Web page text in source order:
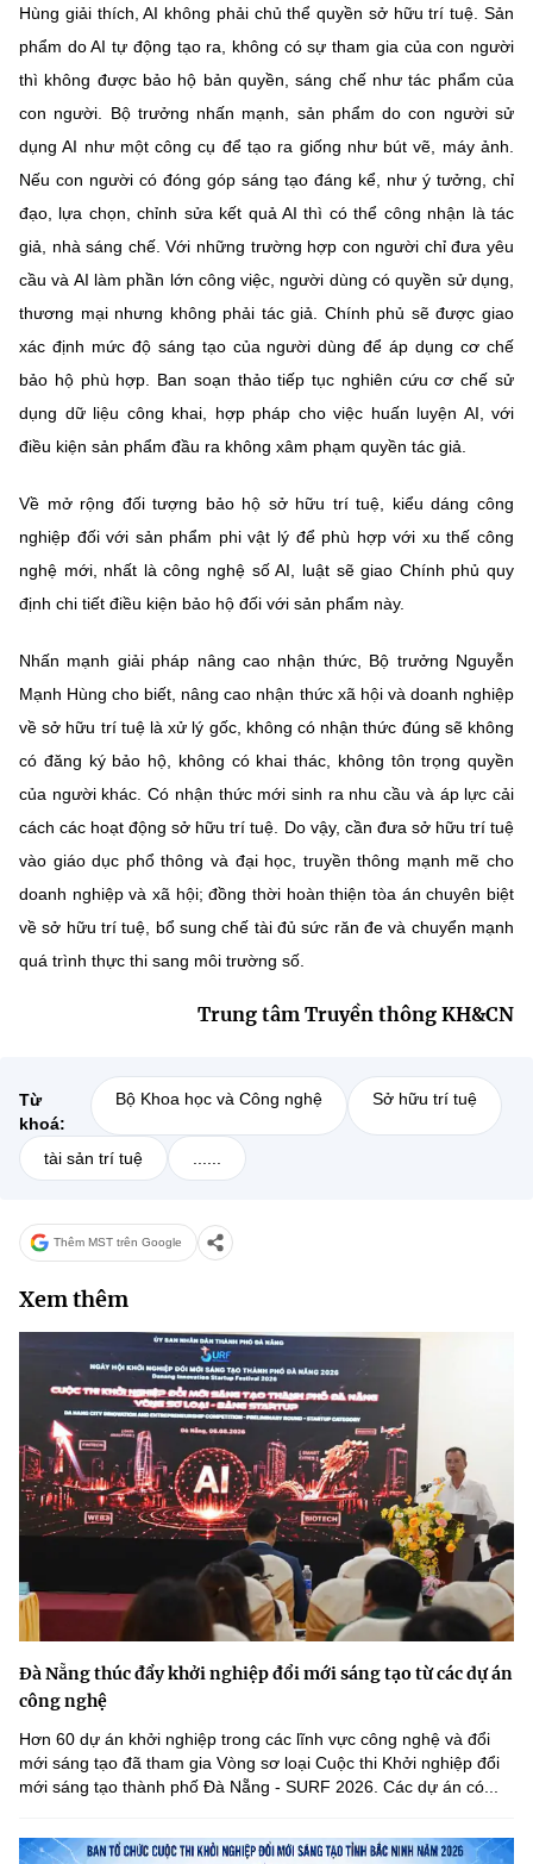
Hùng giải thích, AI không phải chủ thể quyền sở hữu trí tuệ. Sản
phẩm do AI tự động tạo ra, không có sự tham gia của con người
thì không được bảo hộ bản quyền, sáng chế như tác phẩm của
con người. Bộ trưởng nhấn mạnh, sản phẩm do con người sử
dụng AI như một công cụ để tạo ra giống như bút vẽ, máy ảnh.
Nếu con người có đóng góp sáng tạo đáng kể, như ý tưởng, chỉ
đạo, lựa chọn, chỉnh sửa kết quả AI thì có thể công nhận là tác
giả, nhà sáng chế. Với những trường hợp con người chỉ đưa yêu
cầu và AI làm phần lớn công việc, người dùng có quyền sử dụng,
thương mại nhưng không phải tác giả. Chính phủ sẽ được giao
xác định mức độ sáng tạo của người dùng để áp dụng cơ chế
bảo hộ phù hợp. Ban soạn thảo tiếp tục nghiên cứu cơ chế sử
dụng dữ liệu công khai, hợp pháp cho việc huấn luyện AI, với
điều kiện sản phẩm đầu ra không xâm phạm quyền tác giả.
Về mở rộng đối tượng bảo hộ sở hữu trí tuệ, kiểu dáng công
nghiệp đối với sản phẩm phi vật lý để phù hợp với xu thế công
nghệ mới, nhất là công nghệ số AI, luật sẽ giao Chính phủ quy
định chi tiết điều kiện bảo hộ đối với sản phẩm này.
Nhấn mạnh giải pháp nâng cao nhận thức, Bộ trưởng Nguyễn
Mạnh Hùng cho biết, nâng cao nhận thức xã hội và doanh nghiệp
về sở hữu trí tuệ là xử lý gốc, không có nhận thức đúng sẽ không
có đăng ký bảo hộ, không có khai thác, không tôn trọng quyền
của người khác. Có nhận thức mới sinh ra nhu cầu và áp lực cải
cách các hoạt động sở hữu trí tuệ. Do vậy, cần đưa sở hữu trí tuệ
vào giáo dục phổ thông và đại học, truyền thông mạnh mẽ cho
doanh nghiệp và xã hội; đồng thời hoàn thiện tòa án chuyên biệt
về sở hữu trí tuệ, bổ sung chế tài đủ sức răn đe và chuyển mạnh
quá trình thực thi sang môi trường số.
Trung tâm Truyền thông KH&CN
Từ
khoá:
Bộ Khoa học và Công nghệ Sở hữu trí tuệ
tài sản trí tuệ
Thêm MST trên Google
Xem thêm
Đà Nẵng thúc đẩy khởi nghiệp đổi mới sáng tạo từ các dự án
công nghệ
Hơn 60 dự án khởi nghiệp trong các lĩnh vực công nghệ và đổi
mới sáng tạo đã tham gia Vòng sơ loại Cuộc thi Khởi nghiệp đổi
mới sáng tạo thành phố Đà Nẵng - SURF 2026. Các dự án có...